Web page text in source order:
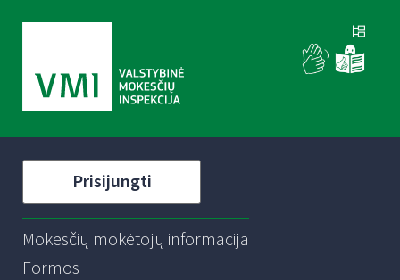
Prisijungti
Mokesčių mokėtojų informacija
Formos